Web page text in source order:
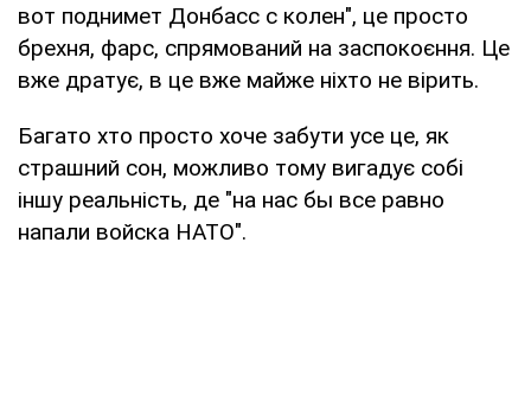
вот поднимет Донбасс с колен", це просто
брехня, фарс, спрямований на заспокоєння. Це
вже дратує, в це вже майже ніхто не вірить.
Багато хто просто хоче забути усе це, як
страшний сон, можливо тому вигадує собі
іншу реальність, де "на нас бы все равно
напали войска НАТО".